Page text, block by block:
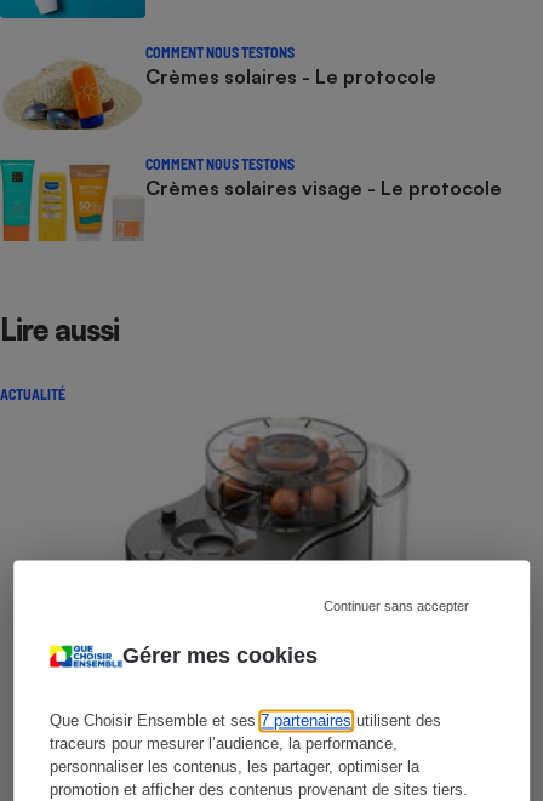
Gérer mes cookies
Que Choisir Ensemble et ses7 partenaires utilisent des
traceurs pour mesurer l’audience, la performance,
personnaliser les contenus, les partager, optimiser la
promotion et afficher des contenus provenant de sites tiers.
Continuer sans accepter
COMMENT NOUS TESTONS
Crèmes solaires - Le protocole
COMMENT NOUS TESTONS
Crèmes solaires visage - Le protocole
Lire aussi
ACTUALITÉ